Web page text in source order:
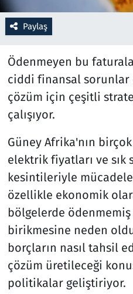
Paylaş
Ödenmeyen bu
ciddi finansal
çözüm için çeşitli
çalışıyor.
Güney Afrika'nın
elektrik fiyatları ve sık
kesintileriyle
özellikle ekonomik
bölgelerde
birikmesine neden
borçların nasıl tahsil
çözüm üretileceği
politikalar geliştiriyor.
Seçim 2023
Spor
Teknoloji ve Bilim
Televizyon